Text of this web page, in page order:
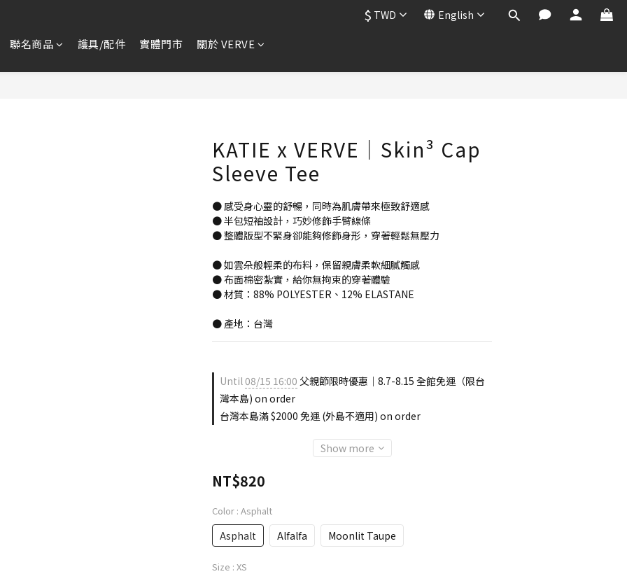
$ TWD English
聯名商品 護具/配件 實體門市 關於 VERVE
KATIE x VERVE｜Skin³ Cap
Sleeve Tee
● 感受身心靈的舒暢，同時為肌膚帶來極致舒適感
● 半包短袖設計，巧妙修飾手臂線條
● 整體版型不緊身卻能夠修飾身形，穿著輕鬆無壓力
● 如雲朵般輕柔的布料，保留親膚柔軟細膩觸感
● 布面棉密紮實，給你無拘束的穿著體驗
● 材質：88% POLYESTER、12% ELASTANE
● 產地：台灣
Until08/15 16:00 父親節限時優惠｜8.7-8.15 全館免運（限台
灣本島) on order
台灣本島滿 $2000 免運 (外島不適用) on order
Show more
NT$820
Color : Asphalt
Asphalt Alfalfa Moonlit Taupe
Size : XS